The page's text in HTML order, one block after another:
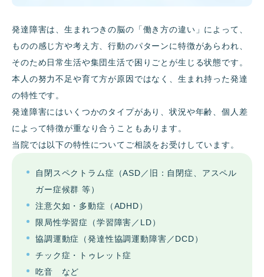
発達障害は、生まれつきの脳の「働き方の違い」によって、
ものの感じ方や考え方、行動のパターンに特徴があらわれ、
そのため日常生活や集団生活で困りごとが生じる状態です。
本人の努力不足や育て方が原因ではなく、生まれ持った発達
の特性です。
発達障害にはいくつかのタイプがあり、状況や年齢、個人差
によって特徴が重なり合うこともあります。
当院では以下の特性についてご相談をお受けしています。
自閉スペクトラム症（ASD／旧：自閉症、アスペル
ガー症候群 等）
注意欠如・多動症（ADHD）
限局性学習症（学習障害／LD）
協調運動症（発達性協調運動障害／DCD）
チック症・トゥレット症
吃音 など